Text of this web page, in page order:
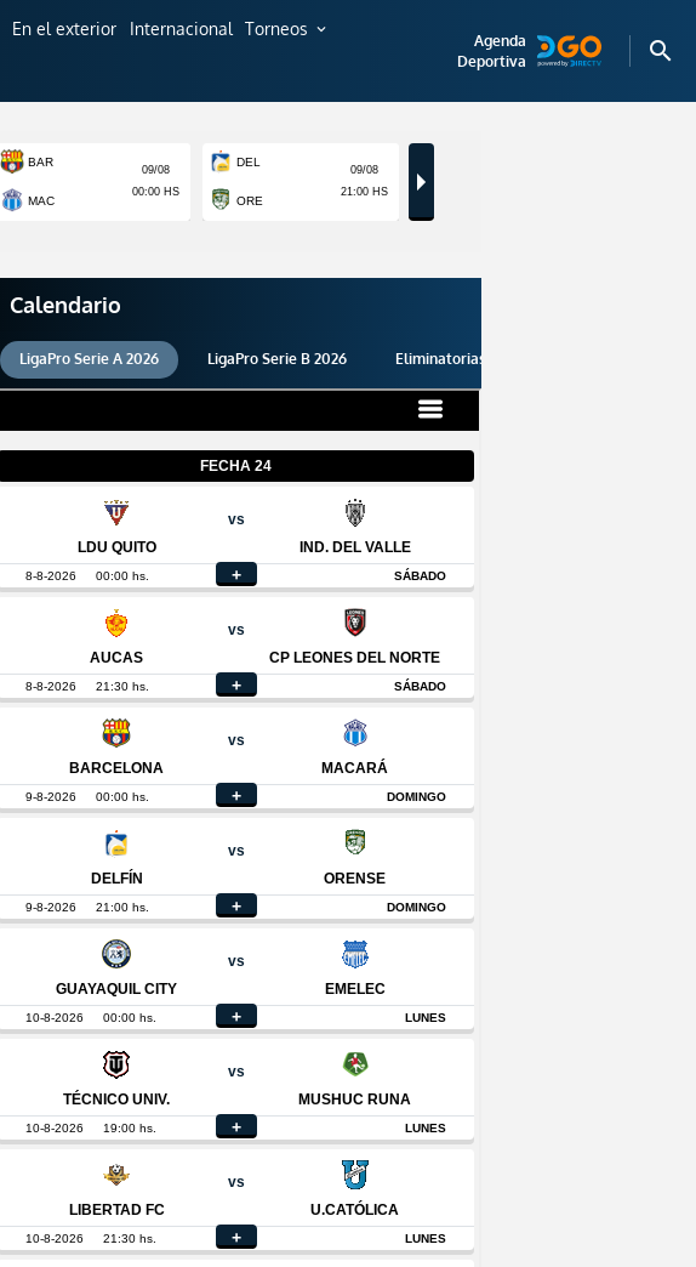
En el exterior Internacional Torneos expand_more
Agenda
Deportiva
search
Calendario
LigaPro Serie A 2026 LigaPro Serie B 2026 Eliminatorias 2026